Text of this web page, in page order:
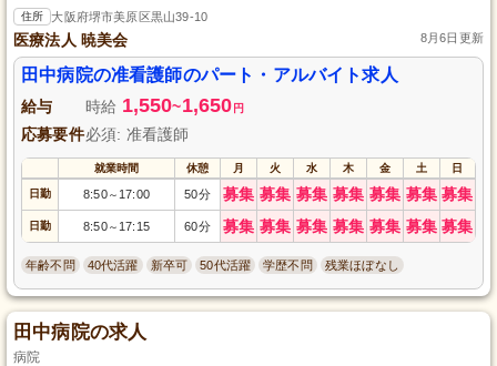
住所 大阪府堺市美原区黒山39-10
医療法人 暁美会 8月6日更新
田中病院の准看護師のパート・アルバイト求人
給与 時給 1,550~1,650 円
応募要件必須: 准看護師
就業時間 休憩 月 火 水 木 金 土 日
日勤 8:50～ 17:00 50分 募集 募集 募集 募集 募集 募集 募集
日勤 8:50～ 17:15 60分 募集 募集 募集 募集 募集 募集 募集
年齢不問 40代活躍 新卒可 50代活躍 学歴不問 残業ほぼなし
田中病院の求人
病院